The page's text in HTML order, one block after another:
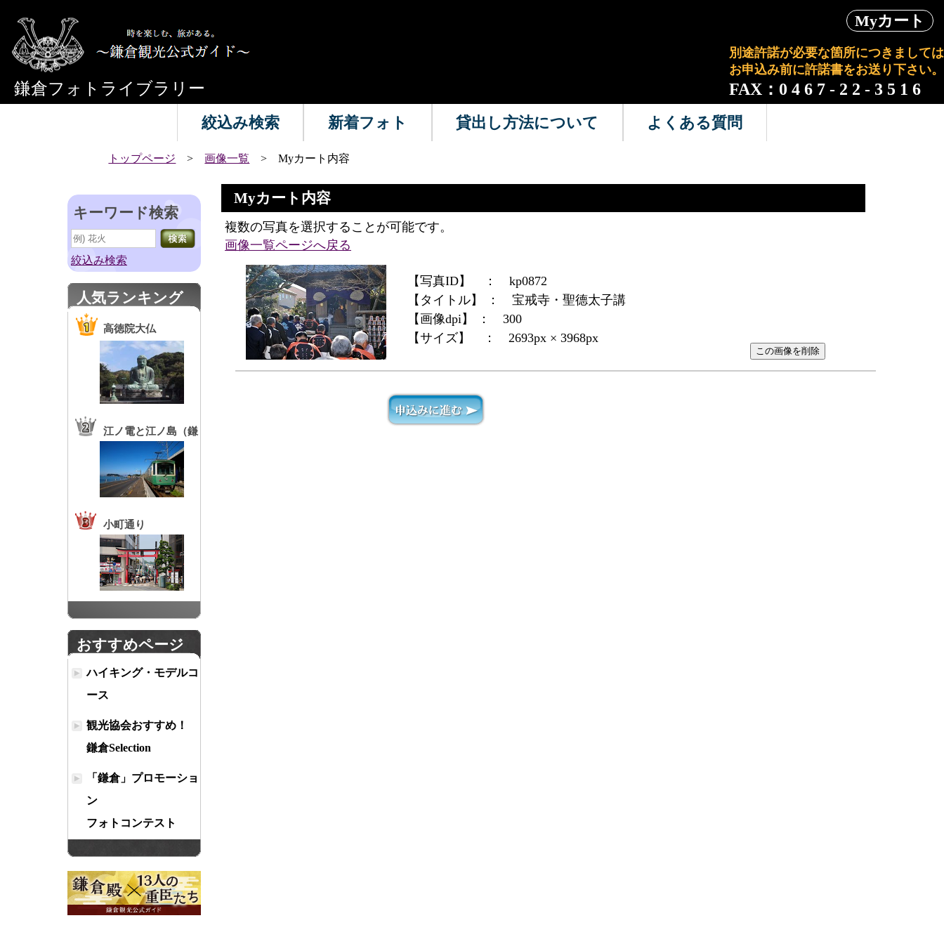
鎌倉フォトライブラリー
Myカート
別途許諾が必要な箇所につきましては
お申込み前に許諾書をお送り下さい。
FAX：0 4 6 7 - 2 2 - 3 5 1 6
絞込み検索 新着フォト 貸出し方法について よくある質問
トップページ >画像一覧 > Myカート内容
キーワード検索
絞込み検索
人気ランキング
高徳院大仏
江ノ電と江ノ島（鎌
倉高校前駅）
小町通り
おすすめページ
ハイキング・モデルコ
ース
観光協会おすすめ！
鎌倉Selection
「鎌倉」プロモーショ
ン
フォトコンテスト
Myカート内容
複数の写真を選択することが可能です。
画像一覧ページへ戻る
【写真ID】 ： kp0872
【タイトル】 ： 宝戒寺・聖德太子講
【画像dpi】 ： 300
【サイズ】 ： 2693px × 3968px